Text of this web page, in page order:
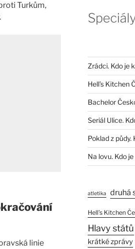
Turkům,
linie
Zrádci. Kdo je
Hell’s Kitchen
Bachelor
Seriál Ulice.
Poklad z půdy.
Na lovu. Kdo
atletika druhá
Hell’s Kitchen
Hlavy států
krátké zprávy